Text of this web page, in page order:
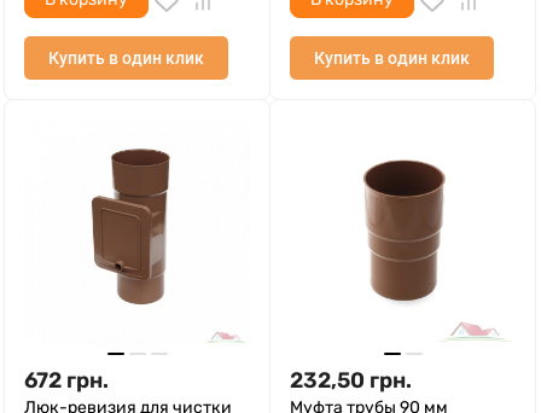
Купить в один клик Купить в один клик
672 грн.
Люк-ревизия для чистки
232,50 грн.
Муфта трубы 90 мм